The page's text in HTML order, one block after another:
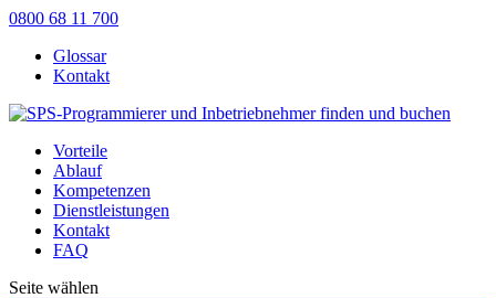
0800 68 11 700
Glossar
Kontakt
Vorteile
Ablauf
Kompetenzen
Dienstleistungen
Kontakt
FAQ
Seite wählen